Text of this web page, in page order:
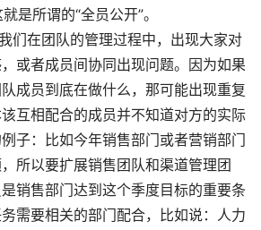
是所谓的“全员公开”。
们在团队的管理过程中，出现大家对
或者成员间协同出现问题。因为如果
成员到底在做什么，那可能出现重复
互相配合的成员并不知道对方的实际
子：比如今年销售部门或者营销部门
所以要扩展销售团队和渠道管理团
销售部门达到这个季度目标的重要条
需要相关的部门配合，比如说：人力